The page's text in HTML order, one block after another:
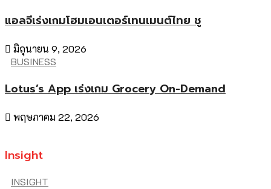
แอลจีเร่งเกมโฮมเอนเตอร์เทนเมนต์ไทย ชู
มิถุนายน 9, 2026
BUSINESS
Lotus’s App เร่งเกม Grocery On-Demand
พฤษภาคม 22, 2026
Insight
INSIGHT